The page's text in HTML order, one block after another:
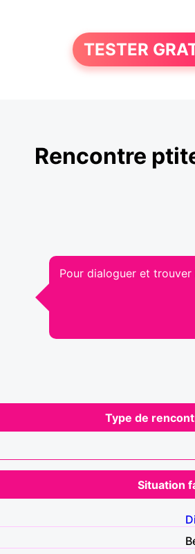
TESTER
Rencontre
Pour dialoguer et
Type de
Situation